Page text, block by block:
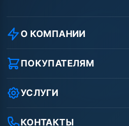
О КОМПАНИИ
О компании
Реквизиты ООО «Шоп АВД»
Защита данных клиента
Условия соглашения
Вакансии
ПОКУПАТЕЛЯМ
Как заказать?
Оплата
Доставка
УСЛУГИ
Ремонт АВД
Сертификаты
КОНТАКТЫ